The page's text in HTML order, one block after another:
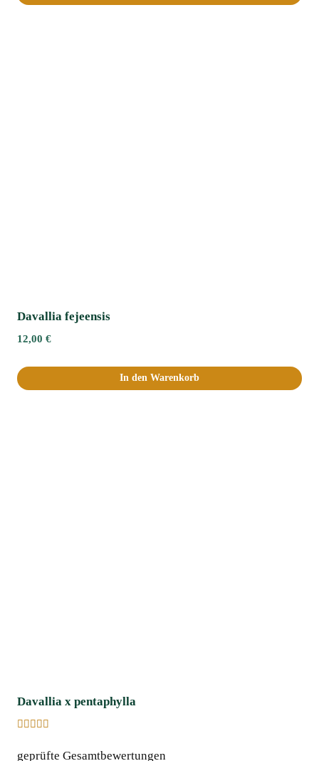
Davallia fejeensis
12,00 €
In den Warenkorb
Davallia x pentaphylla
geprüfte Gesamtbewertungen